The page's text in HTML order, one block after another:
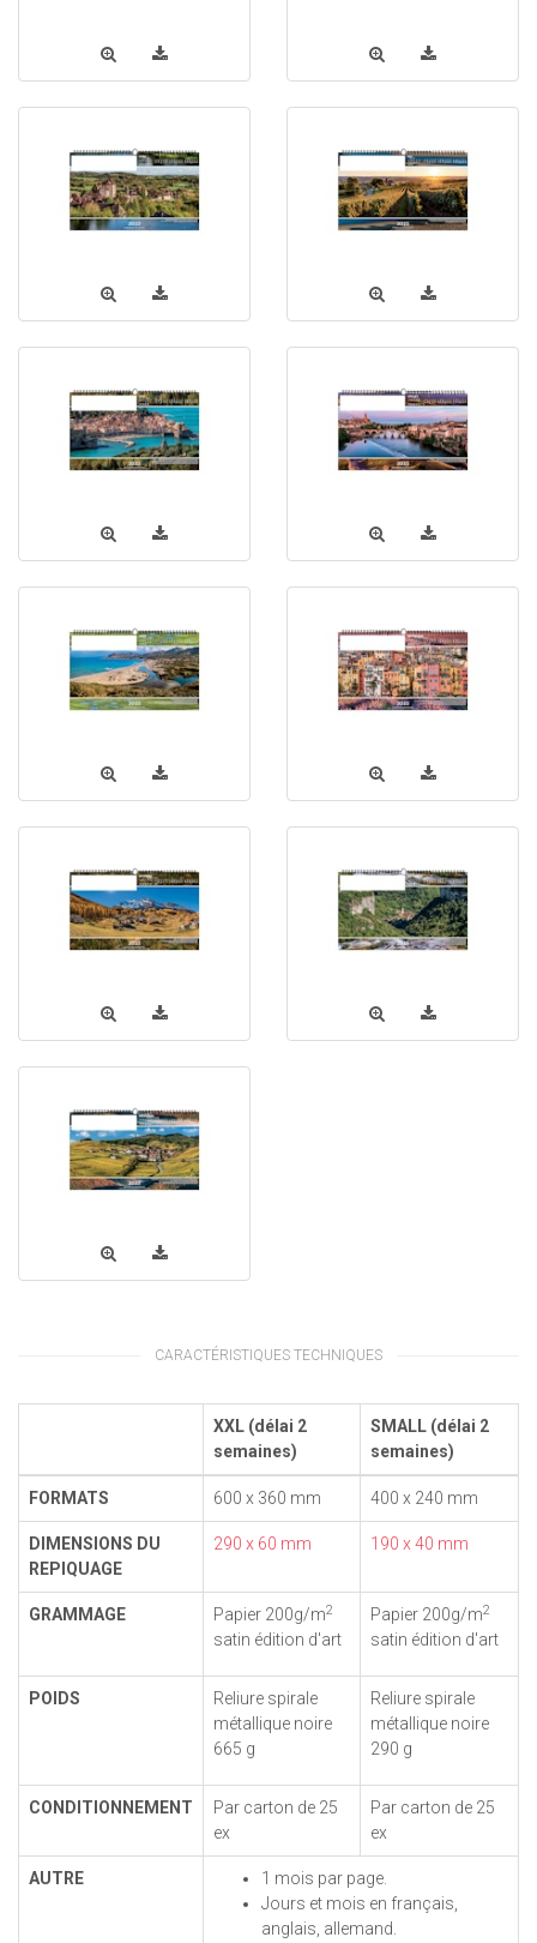
CARACTÉRISTIQUES TECHNIQUES
XXL (délai 2
semaines)
SMALL (délai 2
semaines)
FORMATS 600 x 360 mm 400 x 240 mm
DIMENSIONS DU
REPIQUAGE
290 x 60 mm 190 x 40 mm
GRAMMAGE Papier 200g/m2
satin édition d'art
Papier 200g/m2
satin édition d'art
POIDS
Reliure spirale
métallique noire
665 g
Reliure spirale
métallique noire
290 g
CONDITIONNEMENT
Par carton de 25
ex
Par carton de 25
ex
AUTRE
1 mois par page.
Jours et mois en français,
anglais, allemand.